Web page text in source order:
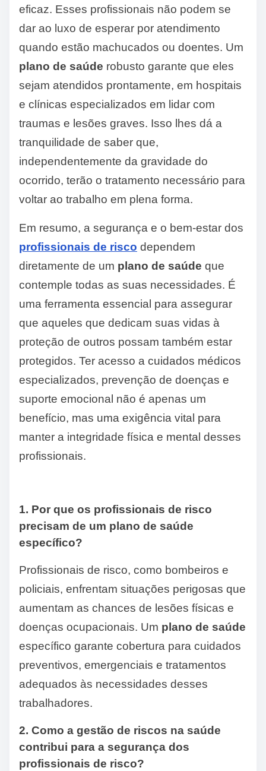
eficaz. Esses profissionais não podem se
dar ao luxo de esperar por atendimento
quando estão machucados ou doentes. Um
plano de saúde robusto garante que eles
sejam atendidos prontamente, em hospitais
e clínicas especializados em lidar com
traumas e lesões graves. Isso lhes dá a
tranquilidade de saber que,
independentemente da gravidade do
ocorrido, terão o tratamento necessário para
voltar ao trabalho em plena forma.
Em resumo, a segurança e o bem-estar dos
profissionais de risco dependem
diretamente de um plano de saúde que
contemple todas as suas necessidades. É
uma ferramenta essencial para assegurar
que aqueles que dedicam suas vidas à
proteção de outros possam também estar
protegidos. Ter acesso a cuidados médicos
especializados, prevenção de doenças e
suporte emocional não é apenas um
benefício, mas uma exigência vital para
manter a integridade física e mental desses
profissionais.
1. Por que os profissionais de risco
precisam de um plano de saúde
específico?
Profissionais de risco, como bombeiros e
policiais, enfrentam situações perigosas que
aumentam as chances de lesões físicas e
doenças ocupacionais. Um plano de saúde
específico garante cobertura para cuidados
preventivos, emergenciais e tratamentos
adequados às necessidades desses
trabalhadores.
2. Como a gestão de riscos na saúde
contribui para a segurança dos
profissionais de risco?